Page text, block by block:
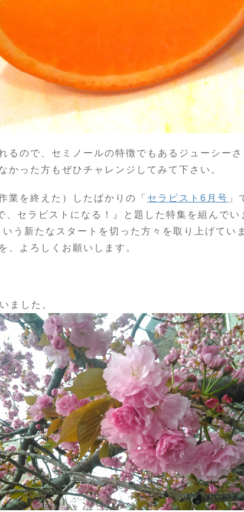
ので、セミノールの特徴でもあるジューシー
った方もぜひチャレンジしてみて下さい。
を終えた）したばかりの「 セラピスト6月号 」
セラピストになる！』と題した特集を組んでい
う新たなスタートを切った方々を取り上げてい
、よろしくお願いします。
ました。